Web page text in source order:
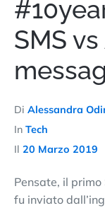
SMS
Di Alessandra
In Tech
Il 20 Marzo 2019
Pensate, il primo
fu inviato